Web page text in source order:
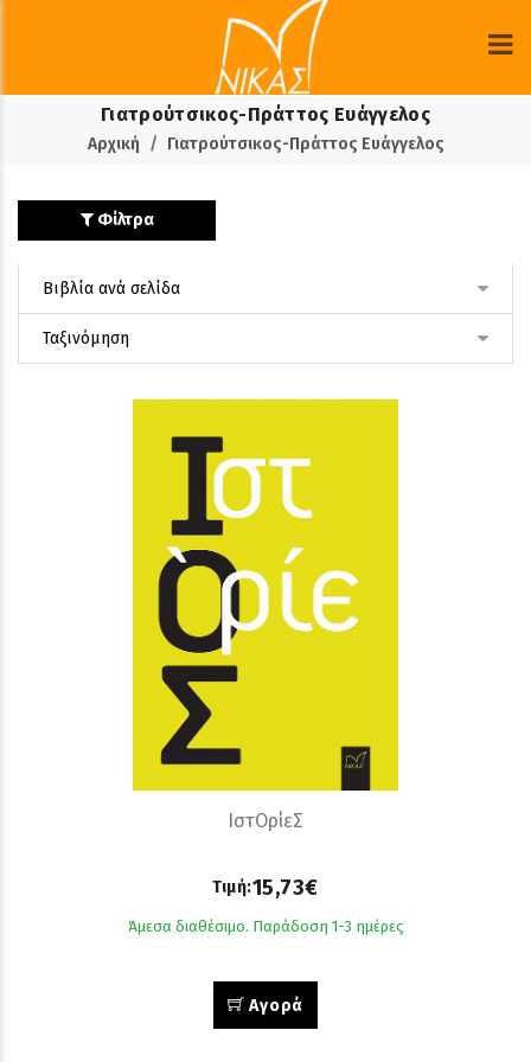
Γιατρούτσικος-Πράττος Ευάγγελος
Αρχική Γιατρούτσικος-Πράττος Ευάγγελος
Φίλτρα
ΙστΟρίεΣ
Τιμή:15,73€
Άμεσα διαθέσιμο. Παράδοση 1-3 ημέρες
Αγορά